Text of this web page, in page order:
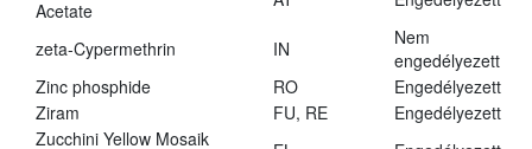
Acetate
zeta-Cypermethrin IN
Nem
engedélyezett
Zinc phosphide
RO
Engedélyezett
Ziram
FU, RE
Engedélyezett
Zucchini Yellow Mosaik